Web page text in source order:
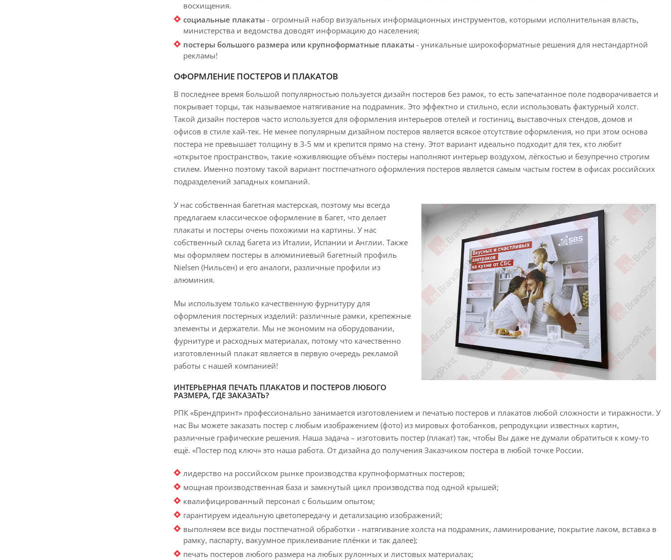
восхищения.
социальные плакаты - огромный набор визуальных информационных инструментов, которыми исполнительная власть,
министерства и ведомства доводят информацию до населения;
постеры большого размера или крупноформатные плакаты - уникальные широкоформатные решения для нестандартной
рекламы!
ОФОРМЛЕНИЕ ПОСТЕРОВ И ПЛАКАТОВ
В последнее время большой популярностью пользуется дизайн постеров без рамок, то есть запечатанное поле подворачивается и
покрывает торцы, так называемое натягивание на подрамник. Это эффектно и стильно, если использовать фактурный холст.
Такой дизайн постеров часто используется для оформления интерьеров отелей и гостиниц, выставочных стендов, домов и
офисов в стиле хай-тек. Не менее популярным дизайном постеров является всякое отсутствие оформления, но при этом основа
постера не превышает толщину в 3-5 мм и крепится прямо на стену. Этот вариант идеально подходит для тех, кто любит
«открытое пространство», такие «оживляющие объём» постеры наполняют интерьер воздухом, лёгкостью и безупречно строгим
стилем. Именно поэтому такой вариант постпечатного оформления постеров является самым частым гостем в офисах российских
подразделений западных компаний.
У нас собственная багетная мастерская, поэтому мы всегда
предлагаем классическое оформление в багет, что делает
плакаты и постеры очень похожими на картины. У нас
собственный склад багета из Италии, Испании и Англии. Также
мы оформляем постеры в алюминиевый багетный профиль
Nielsen (Нильсен) и его аналоги, различные профили из
алюминия.
Мы используем только качественную фурнитуру для
оформления постерных изделий: различные рамки, крепежные
элементы и держатели. Мы не экономим на оборудовании,
фурнитуре и расходных материалах, потому что качественно
изготовленный плакат является в первую очередь рекламой
работы с нашей компанией!
ИНТЕРЬЕРНАЯ ПЕЧАТЬ ПЛАКАТОВ И ПОСТЕРОВ ЛЮБОГО
РАЗМЕРА, ГДЕ ЗАКАЗАТЬ?
РПК «Брендпринт» профессионально занимается изготовлением и печатью постеров и плакатов любой сложности и тиражности. У
нас Вы можете заказать постер с любым изображением (фото) из мировых фотобанков, репродукции известных картин,
различные графические решения. Наша задача – изготовить постер (плакат) так, чтобы Вы даже не думали обратиться к кому-то
ещё. «Постер под ключ» это наша работа. От дизайна до получения Заказчиком постера в любой точке России.
лидерство на российском рынке производства крупноформатных постеров;
мощная производственная база и замкнутый цикл производства под одной крышей;
квалифицированный персонал с большим опытом;
гарантируем идеальную цветопередачу и детализацию изображений;
выполняем все виды постпечатной обработки - натягивание холста на подрамник, ламинирование, покрытие лаком, вставка в
рамку, паспарту, вакуумное приклеивание плёнки и так далее);
печать постеров любого размера на любых рулонных и листовых материалах;